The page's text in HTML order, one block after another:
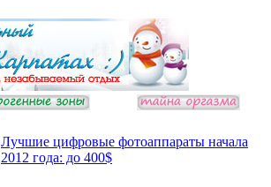
Лучшие цифровые фотоаппараты начала
2012 года: до 400$